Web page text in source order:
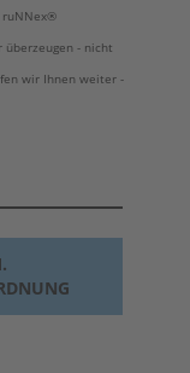
ruNNex®
- nicht
wir Ihnen weiter -